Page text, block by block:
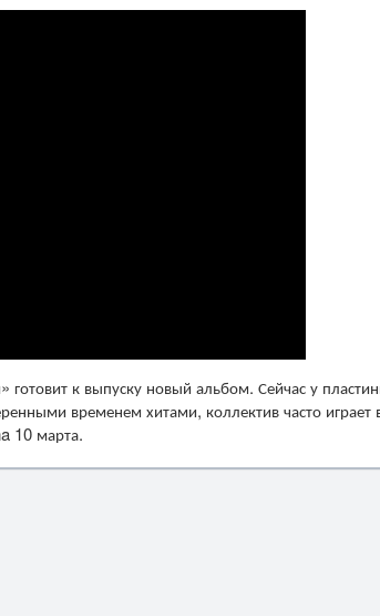
к выпуску новый альбом. Сейчас у
временем хитами, коллектив часто играет
10 марта.